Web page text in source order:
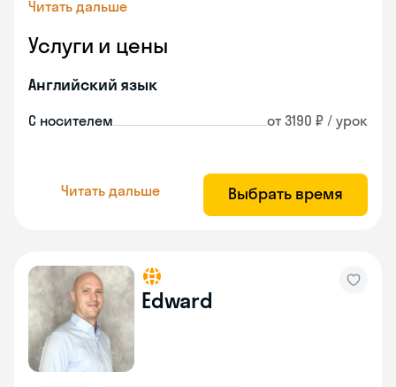
Читать дальше
Услуги и цены
Английский язык
С носителем от 3190 ₽ / урок
Читать дальше Выбрать время
Edward